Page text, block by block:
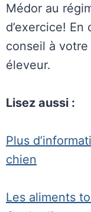
Médor au
d’exercice!
conseil à
éleveur.
Lisez aussi :
Plus
chien
Les aliments